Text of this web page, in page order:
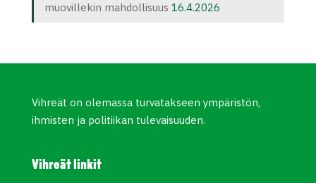
muovillekin mahdollisuus 16.4.2026
Vihreät on olemassa turvatakseen ympäristön,
ihmisten ja politiikan tulevaisuuden.
Vihreät linkit